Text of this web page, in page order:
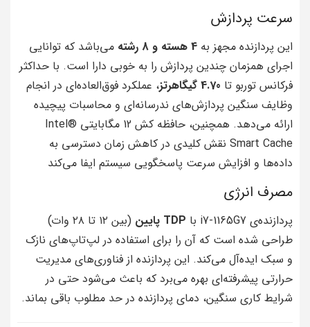
سرعت پردازش
این پردازنده مجهز به 4 هسته و 8 رشته
می‌باشد که توانایی
اجرای همزمان چندین پردازش را به خوبی دارا است. با حداکثر
فرکانس توربو تا 4.70 گیگاهرتز
، عملکرد فوق‌العاده‌ای در انجام
وظایف سنگین پردازش‌های ندرسانه‌ای و محاسبات پیچیده
ارائه می‌دهد. همچنین، حافظه کش 12 مگابایتی Intel®
Smart Cache نقش کلیدی در کاهش زمان دسترسی به
داده‌ها و افزایش سرعت پاسخگویی سیستم ایفا می‌کند
مصرف انرژی
پردازنده‌ی i7-1165G7 با TDP پایین
(بین ۱۲ تا ۲۸ وات)
طراحی شده است که آن را برای استفاده در لپ‌تاپ‌های نازک
و سبک ایده‌آل می‌کند. این پردازنده از فناوری‌های مدیریت
حرارتی پیشرفته‌ای بهره می‌برد که باعث می‌شود حتی در
شرایط کاری سنگین، دمای پردازنده در حد مطلوب باقی بماند.